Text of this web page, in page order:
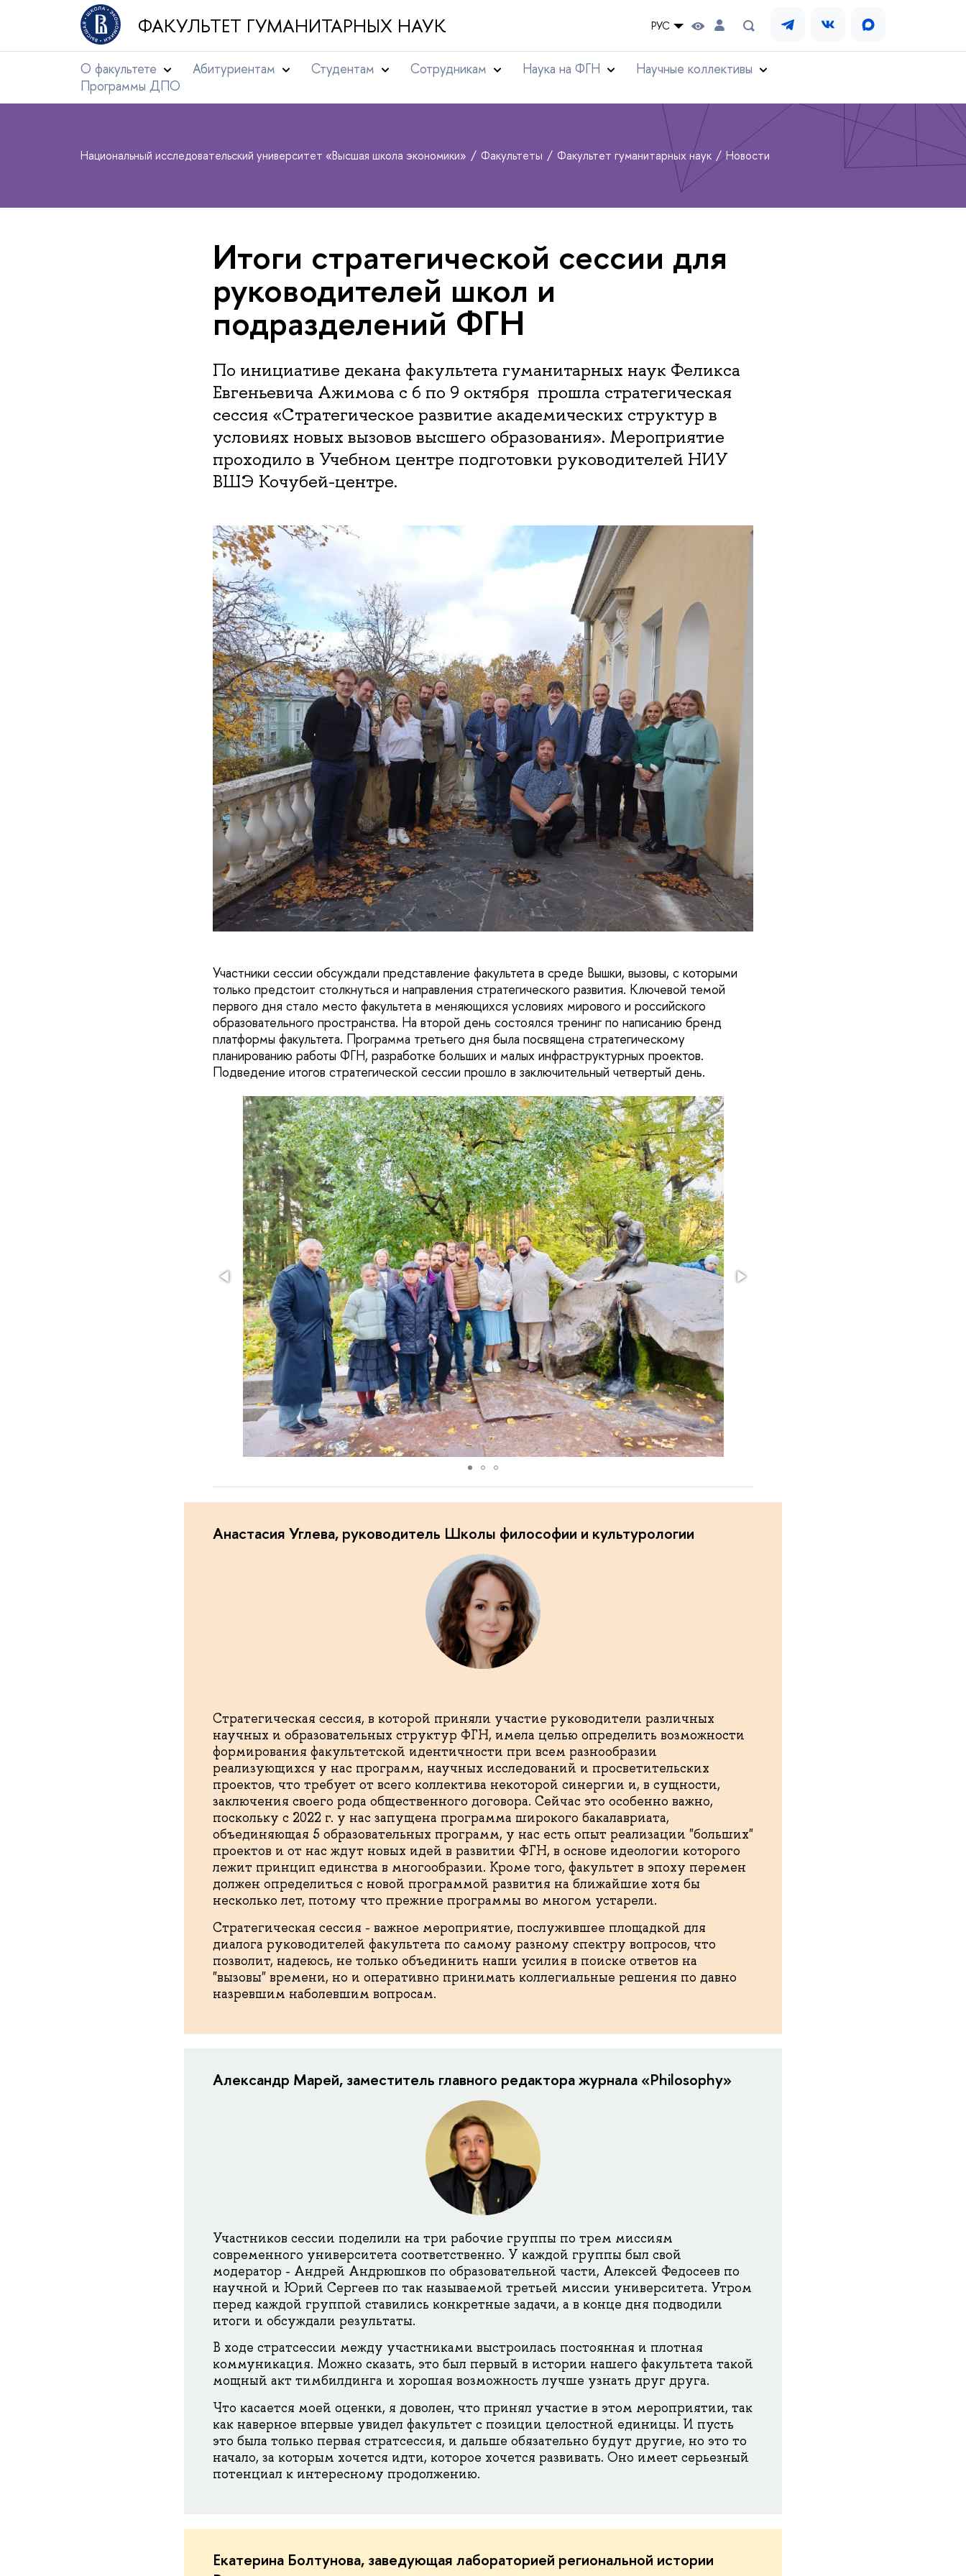
ФАКУЛЬТЕТ ГУМАНИТАРНЫХ НАУК РУС
О факультете Абитуриентам Студентам Сотрудникам Наука на ФГН
Научные коллективы
Программы ДПО
Национальный исследовательский университет «Высшая школа экономики» Факультеты Факультет гуманитарных наук Новости
Итоги стратегической сессии для
руководителей школ и
подразделений ФГН
По инициативе декана факультета гуманитарных наук Феликса
Евгеньевича Ажимова с 6 по 9 октября прошла стратегическая
сессия «Стратегическое развитие академических структур в
условиях новых вызовов высшего образования». Мероприятие
проходило в Учебном центре подготовки руководителей НИУ
ВШЭ Кочубей-центре.
Участники сессии обсуждали представление факультета в среде Вышки, вызовы, с которыми
только предстоит столкнуться и направления стратегического развития. Ключевой темой
первого дня стало место факультета в меняющихся условиях мирового и российского
образовательного пространства. На второй день состоялся тренинг по написанию бренд
платформы факультета. Программа третьего дня была посвящена стратегическому
планированию работы ФГН, разработке больших и малых инфраструктурных проектов.
Подведение итогов стратегической сессии прошло в заключительный четвертый день.
Анастасия Углева, руководитель Школы философии и культурологии
Стратегическая сессия, в которой приняли участие руководители различных
научных и образовательных структур ФГН, имела целью определить возможности
формирования факультетской идентичности при всем разнообразии
реализующихся у нас программ, научных исследований и просветительских
проектов, что требует от всего коллектива некоторой синергии и, в сущности,
заключения своего рода общественного договора. Сейчас это особенно важно,
поскольку с 2022 г. у нас запущена программа широкого бакалавриата,
объединяющая 5 образовательных программ, у нас есть опыт реализации "больших"
проектов и от нас ждут новых идей в развитии ФГН, в основе идеологии которого
лежит принцип единства в многообразии. Кроме того, факультет в эпоху перемен
должен определиться с новой программой развития на ближайшие хотя бы
несколько лет, потому что прежние программы во многом устарели.
Стратегическая сессия - важное мероприятие, послужившее площадкой для
диалога руководителей факультета по самому разному спектру вопросов, что
позволит, надеюсь, не только объединить наши усилия в поиске ответов на
"вызовы" времени, но и оперативно принимать коллегиальные решения по давно
назревшим наболевшим вопросам.
Александр Марей, заместитель главного редактора журнала «Philosophy»
Участников сессии поделили на три рабочие группы по трем миссиям
современного университета соответственно. У каждой группы был свой
модератор - Андрей Андрюшков по образовательной части, Алексей Федосеев по
научной и Юрий Сергеев по так называемой третьей миссии университета. Утром
перед каждой группой ставились конкретные задачи, а в конце дня подводили
итоги и обсуждали результаты.
В ходе стратсессии между участниками выстроилась постоянная и плотная
коммуникация. Можно сказать, это был первый в истории нашего факультета такой
мощный акт тимбилдинга и хорошая возможность лучше узнать друг друга.
Что касается моей оценки, я доволен, что принял участие в этом мероприятии, так
как наверное впервые увидел факультет с позиции целостной единицы. И пусть
это была только первая стратсессия, и дальше обязательно будут другие, но это то
начало, за которым хочется идти, которое хочется развивать. Оно имеет серьезный
потенциал к интересному продолжению.
Екатерина Болтунова, заведующая лабораторией региональной истории